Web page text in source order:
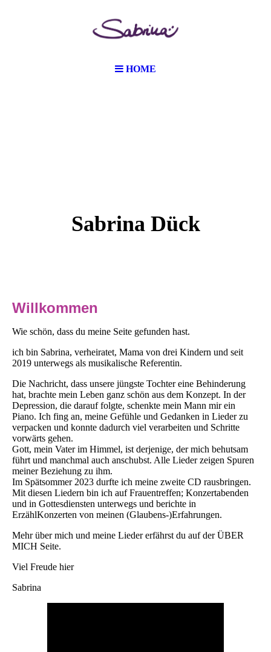
HOME
Sabrina Dück
Willkommen
Wie schön, dass du meine Seite gefunden hast.
ich bin Sabrina, verheiratet, Mama von drei Kindern und seit
2019 unterwegs als musikalische Referentin.
Die Nachricht, dass unsere jüngste Tochter eine Behinderung
hat, brachte mein Leben ganz schön aus dem Konzept. In der
Depression, die darauf folgte, schenkte mein Mann mir ein
Piano. Ich fing an, meine Gefühle und Gedanken in Lieder zu
verpacken und konnte dadurch viel verarbeiten und Schritte
vorwärts gehen.
Gott, mein Vater im Himmel, ist derjenige, der mich behutsam
führt und manchmal auch anschubst. Alle Lieder zeigen Spuren
meiner Beziehung zu ihm.
Im Spätsommer 2023 durfte ich meine zweite CD rausbringen.
Mit diesen Liedern bin ich auf Frauentreffen; Konzertabenden
und in Gottesdiensten unterwegs und berichte in
ErzählKonzerten von meinen (Glaubens-)Erfahrungen.
Mehr über mich und meine Lieder erfährst du auf der ÜBER
MICH Seite.
Viel Freude hier
Sabrina